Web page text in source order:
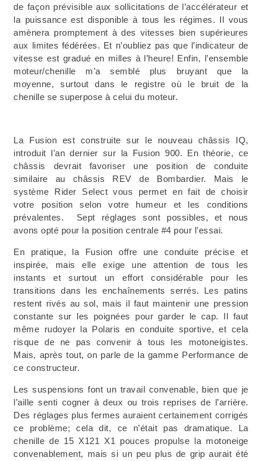
de façon prévisible aux sollicitations de l’accélérateur et
la puissance est disponible à tous les régimes. Il vous
amènera promptement à des vitesses bien supérieures
aux limites fédérées. Et n’oubliez pas que l’indicateur de
vitesse est gradué en milles à l’heure! Enfin, l’ensemble
moteur/chenille m’a semblé plus bruyant que la
moyenne, surtout dans le registre où le bruit de la
chenille se superpose à celui du moteur.
La Fusion est construite sur le nouveau châssis IQ,
introduit l’an dernier sur la Fusion 900. En théorie, ce
châssis devrait favoriser une position de conduite
similaire au châssis REV de Bombardier. Mais le
système Rider Select vous permet en fait de choisir
votre position selon votre humeur et les conditions
prévalentes. Sept réglages sont possibles, et nous
avons opté pour la position centrale #4 pour l’essai.
En pratique, la Fusion offre une conduite précise et
inspirée, mais elle exige une attention de tous les
instants et surtout un effort considérable pour les
transitions dans les enchaînements serrés. Les patins
restent rivés au sol, mais il faut maintenir une pression
constante sur les poignées pour garder le cap. Il faut
même rudoyer la Polaris en conduite sportive, et cela
risque de ne pas convenir à tous les motoneigistes.
Mais, après tout, on parle de la gamme Performance de
ce constructeur.
Les suspensions font un travail convenable, bien que je
l’aille senti cogner à deux ou trois reprises de l’arrière.
Des réglages plus fermes auraient certainement corrigés
ce problème; cela dit, ce n’était pas dramatique. La
chenille de 15 X121 X1 pouces propulse la motoneige
convenablement, mais si un peu plus de grip aurait été